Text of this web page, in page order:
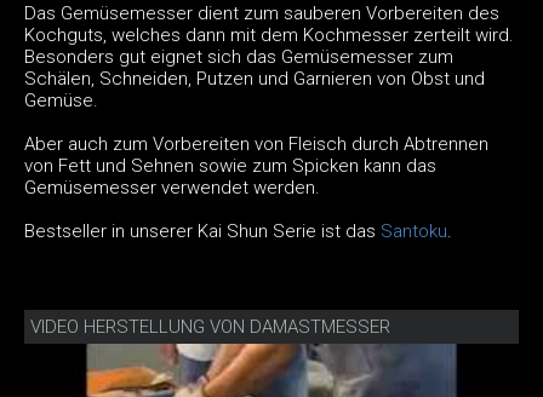
Das Gemüsemesser dient zum sauberen Vorbereiten des
Kochguts, welches dann mit dem Kochmesser zerteilt wird.
Besonders gut eignet sich das Gemüsemesser zum
Schälen, Schneiden, Putzen und Garnieren von Obst und
Gemüse.
Aber auch zum Vorbereiten von Fleisch durch Abtrennen
von Fett und Sehnen sowie zum Spicken kann das
Gemüsemesser verwendet werden.
Bestseller in unserer Kai Shun Serie ist das Santoku.
VIDEO HERSTELLUNG VON DAMASTMESSER